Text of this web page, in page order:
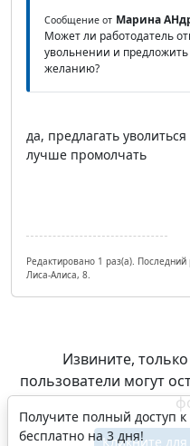
Сообщение от Марина
Может ли работодатель
увольнении и
желанию?
да, предлагать
лучше промолчать
Редактировано 1 раз(а).
Лиса-Алиса, 8.
Извините,
пользователи могут
Кликните
Получите полный доступ
бесплатно на 3 дня!